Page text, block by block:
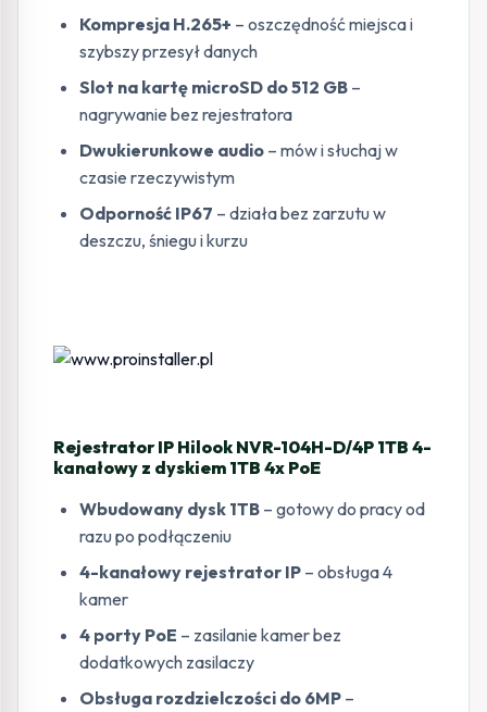
Kompresja H.265+ – oszczędność miejsca i
szybszy przesył danych
Slot na kartę microSD do 512 GB –
nagrywanie bez rejestratora
Dwukierunkowe audio – mów i słuchaj w
czasie rzeczywistym
Odporność IP67 – działa bez zarzutu w
deszczu, śniegu i kurzu
Rejestrator IP Hilook NVR-104H-D/4P 1TB 4-
kanałowy z dyskiem 1TB 4x PoE
Wbudowany dysk 1TB – gotowy do pracy od
razu po podłączeniu
4-kanałowy rejestrator IP – obsługa 4
kamer
4 porty PoE – zasilanie kamer bez
dodatkowych zasilaczy
Obsługa rozdzielczości do 6MP –